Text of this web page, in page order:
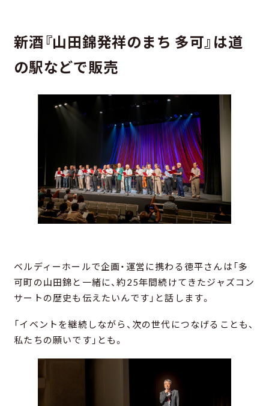
新酒『山田錦発祥のまち 多可』は道
の駅などで販売
ベルディーホールで企画・運営に携わる徳平さんは「多
可町の山田錦と一緒に、約25年間続けてきたジャズコン
サートの歴史も伝えたいんです」と話します。
「イベントを継続しながら、次の世代につなげることも、
私たちの願いです」とも。